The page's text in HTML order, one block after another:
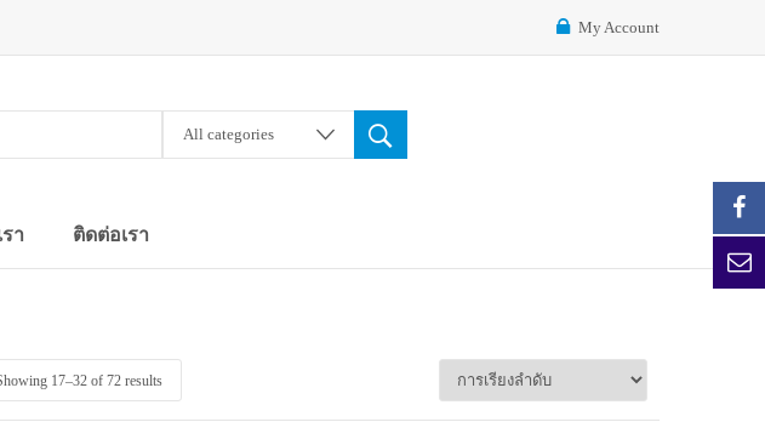
My Account
All categories
า ติดต่อเรา
17–32of 72 results